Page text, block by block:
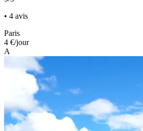
• 4 avis
Paris
4 €/jour
A